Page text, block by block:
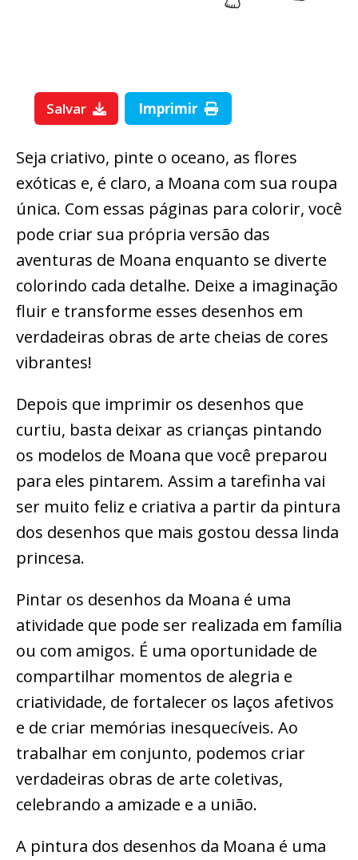
Salvar Imprimir
Seja criativo, pinte o oceano, as flores
exóticas e, é claro, a Moana com sua roupa
única. Com essas páginas para colorir, você
pode criar sua própria versão das
aventuras de Moana enquanto se diverte
colorindo cada detalhe. Deixe a imaginação
fluir e transforme esses desenhos em
verdadeiras obras de arte cheias de cores
vibrantes!
Depois que imprimir os desenhos que
curtiu, basta deixar as crianças pintando
os modelos de Moana que você preparou
para eles pintarem. Assim a tarefinha vai
ser muito feliz e criativa a partir da pintura
dos desenhos que mais gostou dessa linda
princesa.
Pintar os desenhos da Moana é uma
atividade que pode ser realizada em família
ou com amigos. É uma oportunidade de
compartilhar momentos de alegria e
criatividade, de fortalecer os laços afetivos
e de criar memórias inesquecíveis. Ao
trabalhar em conjunto, podemos criar
verdadeiras obras de arte coletivas,
celebrando a amizade e a união.
A pintura dos desenhos da Moana é uma